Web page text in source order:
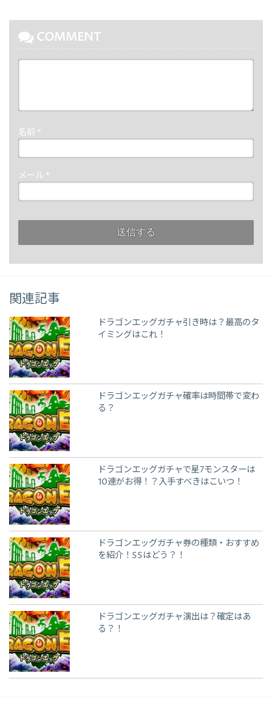
COMMENT
名前 *
メール *
関連記事
ドラゴンエッグガチャ引き時は？最高のタ
イミングはこれ！
ドラゴンエッグガチャ確率は時間帯で変わ
る？
ドラゴンエッグガチャで星7モンスターは
10連がお得！？入手すべきはこいつ！
ドラゴンエッグガチャ券の種類・おすすめ
を紹介！SSはどう？！
ドラゴンエッグガチャ演出は？確定はあ
る？！